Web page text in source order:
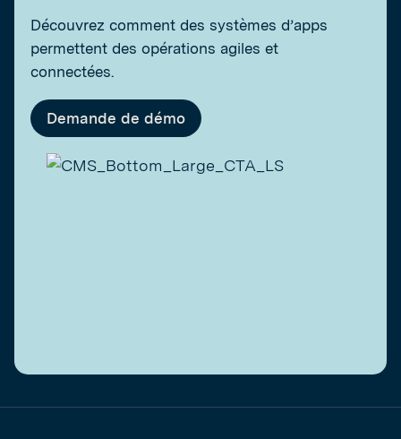
Découvrez comment des systèmes d’apps
permettent des opérations agiles et
connectées.
Demande de démo